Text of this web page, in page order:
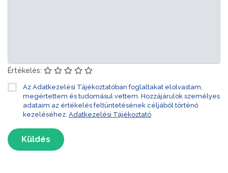
Értékelés:
Az Adatkezelési Tájékoztatóban foglaltakat elolvastam,
megértettem és tudomásul vettem. Hozzájárulok személyes
adataim az értékelés feltüntetésének céljából történő
kezeléséhez. Adatkezelési Tájékoztató
Küldés